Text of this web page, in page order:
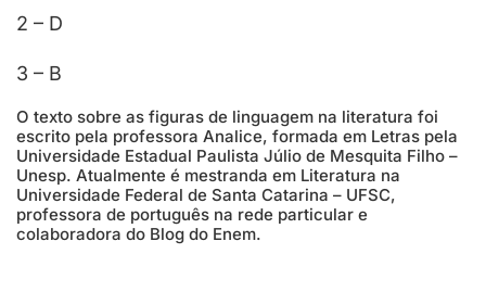
2 – D
3 – B
O texto sobre as figuras de linguagem na literatura foi
escrito pela professora Analice, formada em Letras pela
Universidade Estadual Paulista Júlio de Mesquita Filho –
Unesp. Atualmente é mestranda em Literatura na
Universidade Federal de Santa Catarina – UFSC,
professora de português na rede particular e
colaboradora do Blog do Enem.